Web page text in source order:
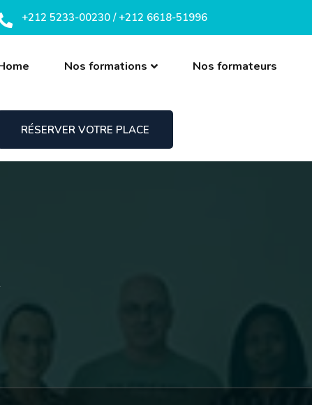
+212 5233-00230 / +212 6618-51996
Nos formations Nos formateurs
RÉSERVER VOTRE PLACE